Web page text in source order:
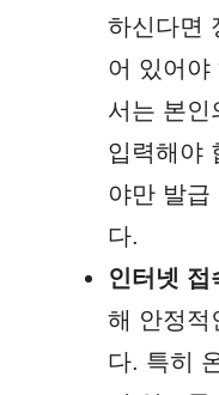
하신다면
어 있어야
서는 본인
입력해야
야만 발급
다.
인터넷 접
해 안정적
다. 특히